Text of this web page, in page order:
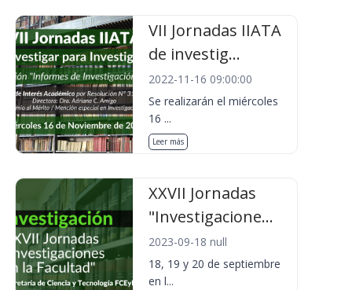
VII Jornadas IIATA
de investig...
2022-11-16 09:00:00
Se realizarán el miércoles
16 ...
Leer más
XXVII Jornadas
"Investigacione...
2023-09-18 null
18, 19 y 20 de septiembre
en l...